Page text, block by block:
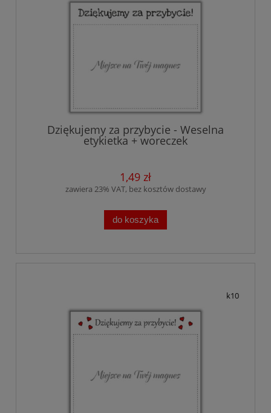
Dziękujemy za przybycie - Weselna
etykietka + woreczek
1,49 zł
zawiera 23% VAT, bez kosztów dostawy
do koszyka
k10